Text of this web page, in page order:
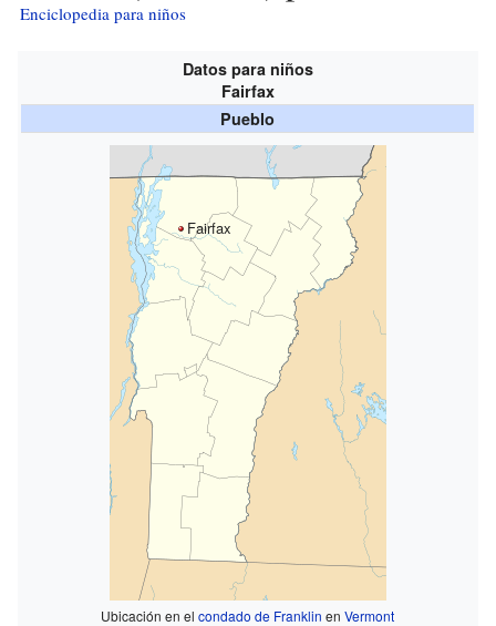
Enciclopedia para niños
Datos para niños
Fairfax
Pueblo
Fairfax
Ubicación en elcondado de Franklin enVermont